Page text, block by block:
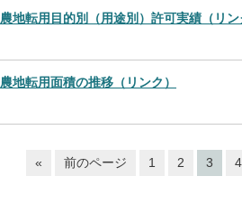
農地転用目的別（用途別）許可実績（リン
農地転用面積の推移（リンク）
« 前のページ 1 2 3 4